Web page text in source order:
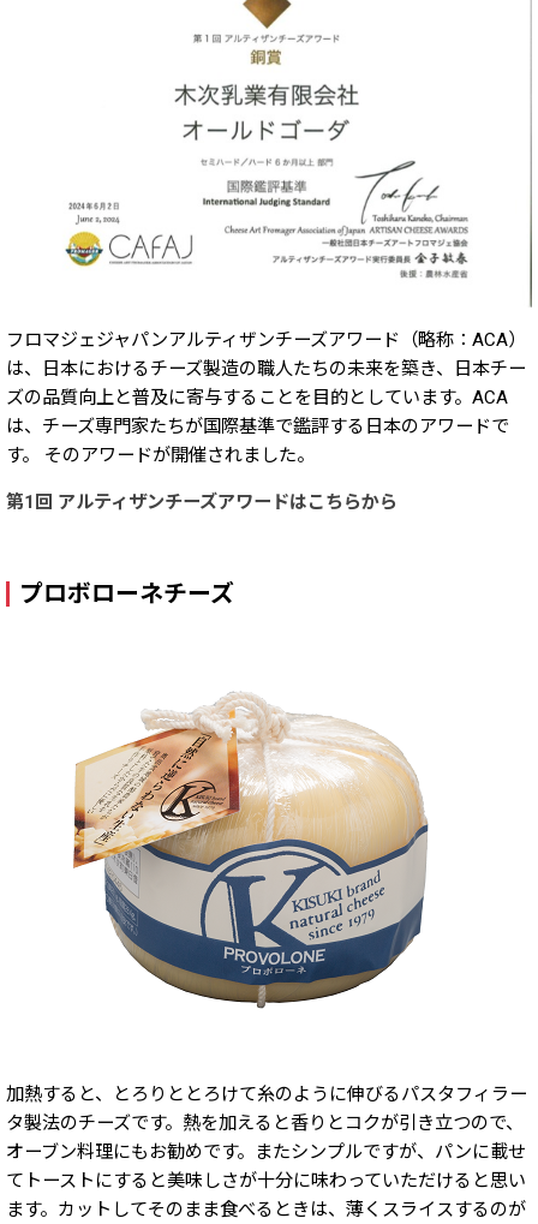
フロマジェジャパンアルティザンチーズアワード（略称：ACA）
は、日本におけるチーズ製造の職人たちの未来を築き、日本チー
ズの品質向上と普及に寄与することを目的としています。ACA
は、チーズ専門家たちが国際基準で鑑評する日本のアワードで
す。 そのアワードが開催されました。
​第1回 アルティザンチーズアワードはこちらから
プロボローネチーズ
加熱すると、とろりととろけて糸のように伸びるパスタフィラー
タ製法のチーズです。熱を加えると香りとコクが引き立つので、
オーブン料理にもお勧めです。またシンプルですが、パンに載せ
てトーストにすると美味しさが十分に味わっていただけると思い
ます。カットしてそのまま食べるときは、薄くスライスするのが